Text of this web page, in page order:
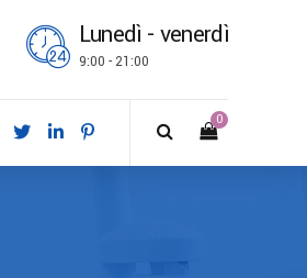
Lunedì - venerdì
9:00 - 21:00
0